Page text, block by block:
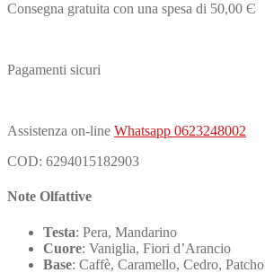
Consegna gratuita con una spesa di 50,00 Є
Pagamenti sicuri
Assistenza on-line Whatsapp 0623248002
COD: 6294015182903
Note Olfattive
Testa: Pera, Mandarino
Cuore: Vaniglia, Fiori d’Arancio
Base: Caffè, Caramello, Cedro,